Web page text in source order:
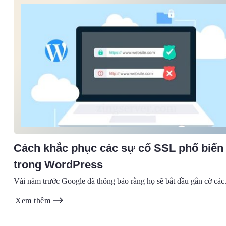
Cách khắc phục các sự cố SSL phổ biến
trong WordPress
Vài năm trước Google đã thông báo rằng họ sẽ bắt đầu gắn cờ
Xem thêm